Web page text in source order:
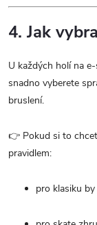
4. Jak
U každých holí na
snadno vyberete
bruslení.
👉 Pokud si to
pravidlem:
pro klasiku